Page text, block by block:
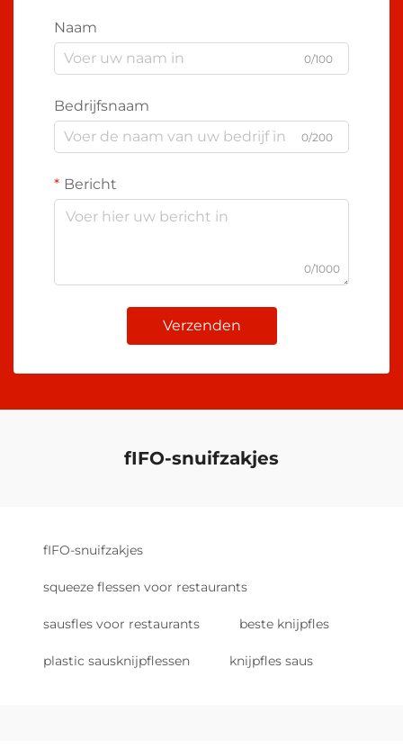
Naam
0/100
Bedrijfsnaam
0/200
Bericht
0/1000
Verzenden
fIFO-snuifzakjes
fIFO-snuifzakjes
squeeze flessen voor restaurants
sausfles voor restaurants beste knijpfles
plastic sausknijpflessen knijpfles saus